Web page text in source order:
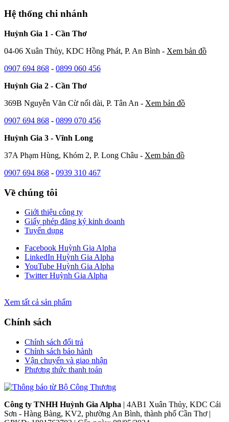
Hệ thống chi nhánh
Huỳnh Gia 1 - Cần Thơ
04-06 Xuân Thủy, KDC Hồng Phát, P. An Bình - Xem bản đồ
0907 694 868 - 0899 060 456
Huỳnh Gia 2 - Cần Thơ
369B Nguyễn Văn Cừ nối dài, P. Tân An - Xem bản đồ
0907 694 868 - 0899 070 456
Huỳnh Gia 3 - Vĩnh Long
37A Phạm Hùng, Khóm 2, P. Long Châu - Xem bản đồ
0907 694 868 - 0939 310 467
Về chúng tôi
Giới thiệu công ty
Giấy phép đăng ký kinh doanh
Tuyển dụng
Facebook Huỳnh Gia Alpha
LinkedIn Huỳnh Gia Alpha
YouTube Huỳnh Gia Alpha
Twitter Huỳnh Gia Alpha
Xem tất cả sản phẩm
Chính sách
Chính sách đổi trả
Chính sách bảo hành
Vận chuyển và giao nhận
Phương thức thanh toán
Công ty TNHH Huỳnh Gia Alpha | 4AB1 Xuân Thủy, KDC Cái
Sơn - Hàng Bàng, KV2, phường An Bình, thành phố Cần Thơ |